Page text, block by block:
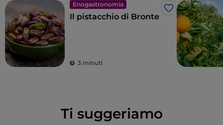
Enogastronomia
Like
Il pistacchio di Bronte
3 minuti
Ti suggeriamo